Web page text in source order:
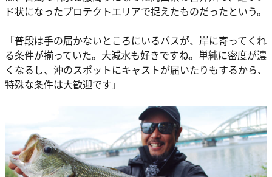
ド状になったプロテクトエリアで捉えたものだったという。
「普段は手の届かないところにいるバスが、岸に寄ってくれ
る条件が揃っていた。大減水も好きですね。単純に密度が濃
くなるし、沖のスポットにキャストが届いたりもするから、
特殊な条件は大歓迎です」